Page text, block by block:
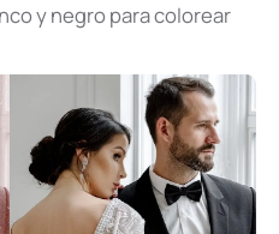
y negro para colorear